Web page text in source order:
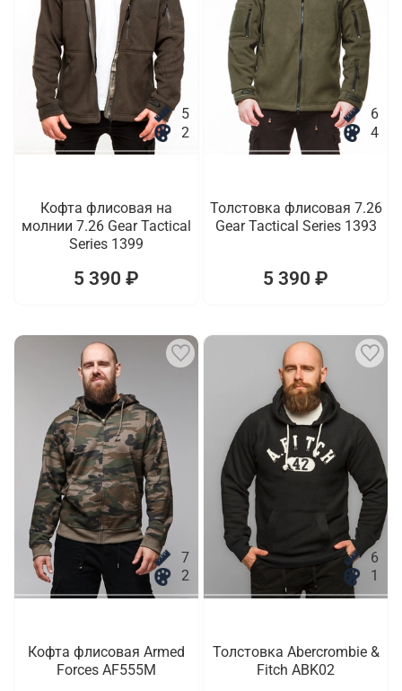
5
2
Кофта флисовая на
молнии 7.26 Gear Tactical
Series 1399
5 390 ₽
6
4
Толстовка флисовая 7.26
Gear Tactical Series 1393
5 390 ₽
7
2
Кофта флисовая Armed
Forces AF555M
6
1
Толстовка Abercrombie &
Fitch ABK02